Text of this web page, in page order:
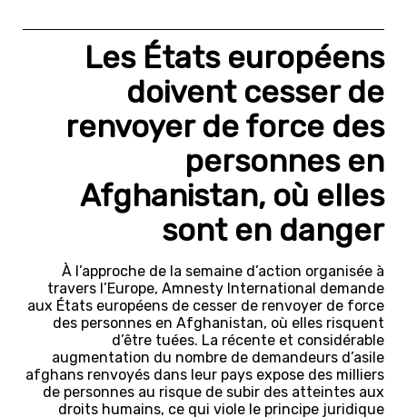
Les États européens
doivent cesser de
renvoyer de force des
personnes en
Afghanistan, où elles
sont en danger
À l’approche de la semaine d’action organisée à
travers l’Europe, Amnesty International demande
aux États européens de cesser de renvoyer de force
des personnes en Afghanistan, où elles risquent
d’être tuées. La récente et considérable
augmentation du nombre de demandeurs d’asile
afghans renvoyés dans leur pays expose des milliers
de personnes au risque de subir des atteintes aux
droits humains, ce qui viole le principe juridique